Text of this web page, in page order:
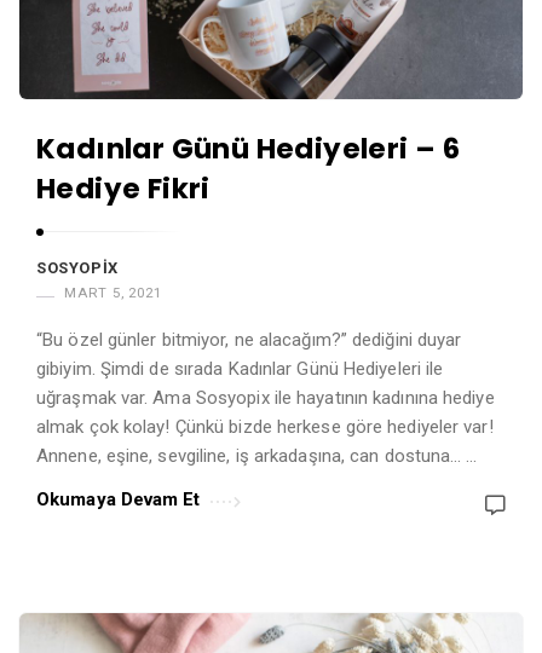
Kadınlar Günü Hediyeleri – 6
Hediye Fikri
SOSYOPIX
MART 5, 2021
“Bu özel günler bitmiyor, ne alacağım?” dediğini duyar
gibiyim. Şimdi de sırada Kadınlar Günü Hediyeleri ile
uğraşmak var. Ama Sosyopix ile hayatının kadınına hediye
almak çok kolay! Çünkü bizde herkese göre hediyeler var!
Annene, eşine, sevgiline, iş arkadaşına, can dostuna… …
Okumaya Devam Et